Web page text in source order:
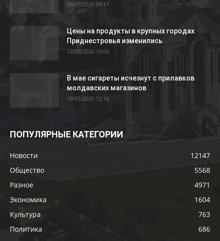
06/07/2020 09:17
Цены на продукты в крупных городах
Приднестровья изменились
12/03/2020 15:05
В мае сигареты исчезнут с прилавков
молдавских магазинов
10/03/2020 12:16
ПОПУЛЯРНЫЕ КАТЕГОРИИ
Новости
12147
Общество
5568
Разное
4971
Экономика
1604
Культура
763
Политика
686